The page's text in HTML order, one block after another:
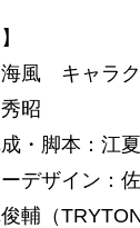
海風 キャラ
昭
・脚本：江
デザイン：
輔（